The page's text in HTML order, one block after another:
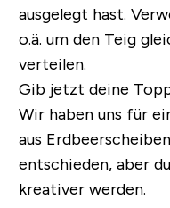
ausgelegt hast.
o.ä. um den Teig
verteilen.
Gib jetzt deine
Wir haben uns für
aus
entschieden, aber
kreativer werden.